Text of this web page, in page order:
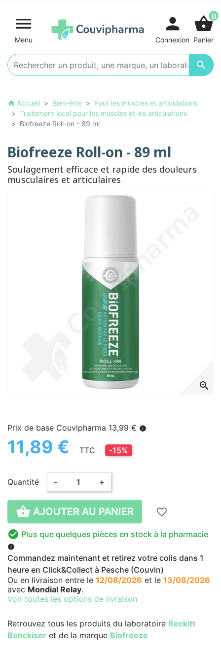

Menu

person
Connexion
shopping_basket0
Panier
home Accueil Bien-être
Pour les muscles et articulations
Traitement local pour les muscles et les articulations
Biofreeze Roll-on - 89 ml
Biofreeze Roll-on - 89 ml
Soulagement efficace et rapide des douleurs
musculaires et articulaires
zoom_in
Prix de base Couvipharma 13,99 € info
11,89 € TTC -15%
Quantité - +
 AJOUTER AU PANIER
favorite_border
 Plus que quelques pièces en stock à la pharmacie
info
Commandez maintenant et retirez votre colis dans 1
heure en Click&Collect à Pesche (Couvin)
Ou en livraison entre le 12/08/2026 et le 13/08/2026
avec Mondial Relay.
Voir toutes les options de livraison
Retrouvez tous les produits du laboratoire Reckitt
Benckiser et de la marque Biofreeze